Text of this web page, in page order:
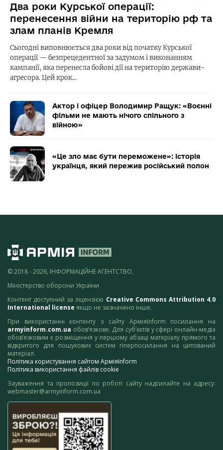
Два роки Курської операції:
перенесення війни на територію рф та
злам планів Кремля
Сьогодні виповнюється два роки від початку Курської
операції — безпрецедентної за задумом і виконанням
кампанії, яка перенесла бойові дії на територію держави-
агресора. Цей крок…
Актор і офіцер Володимир Ращук: «Воєнні
фільми не мають нічого спільного з
війною»
«Це зло має бути переможене»: історія
українця, який пережив російський полон
© 2018 - 2026, ІНФОРМАЦІЙНЕ АГЕНТСТВО,
Міністерство оборони України
Контент доступний за ліцензією Creative Commons Attribution 4.0
International license якщо не зазначено інше.
При використанні контенту з сайту АрміяInform посилання на
armyinform.com.ua обов’язкове. Для суб’єктів у сфері онлайн-медіа
обов’язковим є розміщення у першому абзаці матеріалу прямого та
відкритого для пошукових систем гіперпосилання на цитований
матеріал.
Політика користування сайтом АрміяInform
Політика використання файлів cookie
Зауваження та пропозиції по роботі сайту надсилайте на адресу:
webmaster@armyinform.com.ua